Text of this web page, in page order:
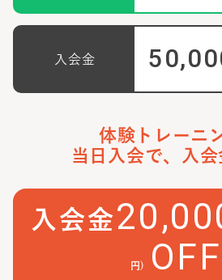
入会金
体験トレーニ
当日入会で、入会
入会金
円)